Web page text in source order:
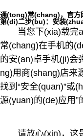
通(tong)常(chang)，官
第(di)二步(bu)：安装
当您下(xia)载完
常(chang)在手机的
的安(an)卓手机(ji)会
ng)用商(shang)店来
找到“安全(quan)”或
源(yuan)的(de)应用”
请放心(xin)，这